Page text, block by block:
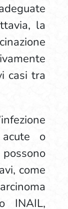
la
casi tra
o
come
INAIL,